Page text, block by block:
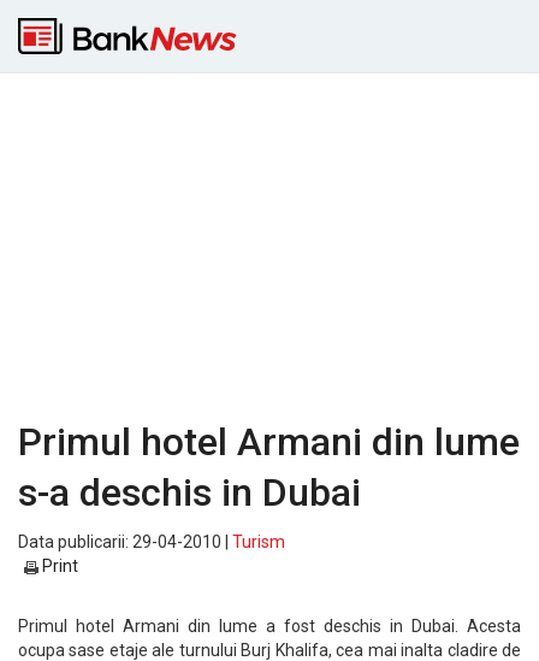
Primul hotel Armani din lume
s-a deschis in Dubai
Data publicarii: 29-04-2010 | Turism
Print
Primul hotel Armani din lume a fost deschis in Dubai. Acesta
ocupa sase etaje ale turnului Burj Khalifa, cea mai inalta cladire de